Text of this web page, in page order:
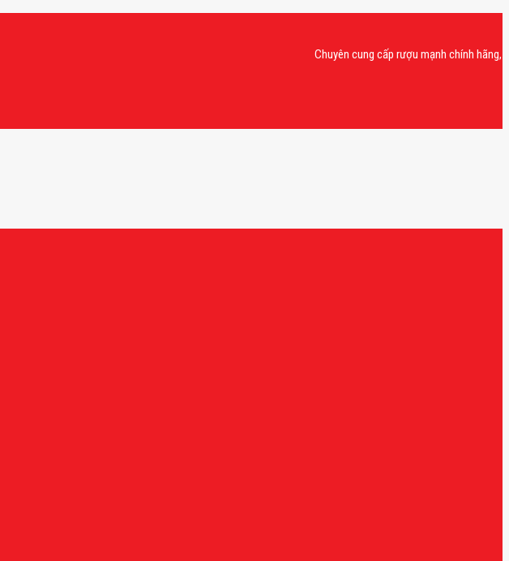
Chuyên cung cấp rượu mạnh chính hãng, rượu